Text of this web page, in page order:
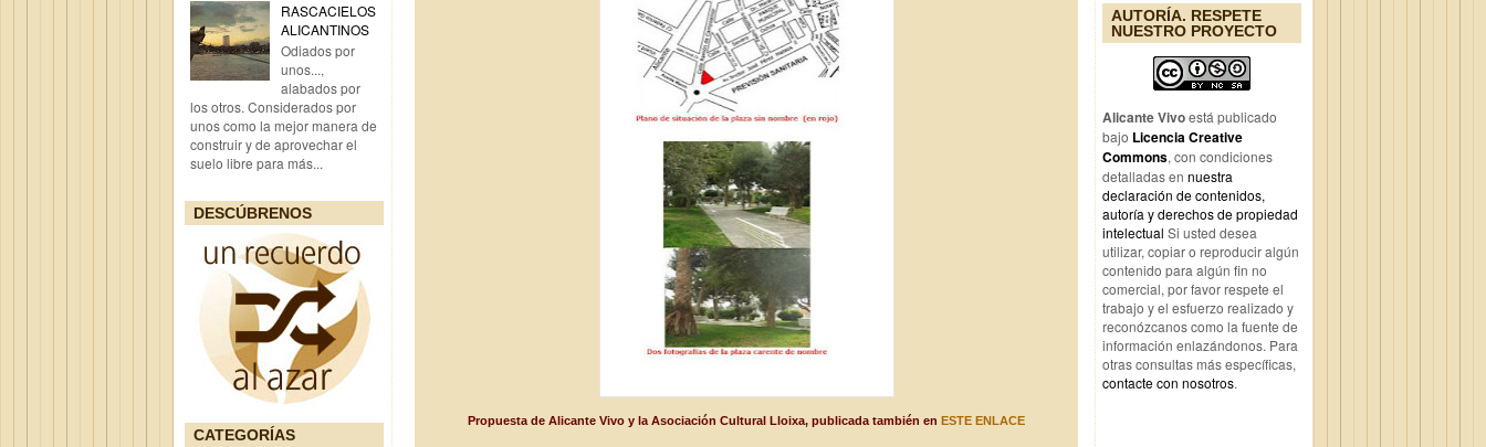
RASCACIELOS
ALICANTINOS
Odiados por
unos...,
alabados por
los otros. Considerados por
unos como la mejor manera de
construir y de aprovechar el
suelo libre para más...
DESCÚBRENOS
CATEGORÍAS
Propuesta de Alicante Vivo y la Asociación Cultural Lloixa, publicada también en ESTE ENLACE
AUTORÍA. RESPETE
NUESTRO PROYECTO
Alicante Vivoestá publicado
bajo Licencia Creative
Commons, con condiciones
detalladas en nuestra
declaración de contenidos,
autoría y derechos de propiedad
intelectual Si usted desea
utilizar, copiar o reproducir algún
contenido para algún fin no
comercial, por favor respete el
trabajo y el esfuerzo realizado y
reconózcanos como la fuente de
información enlazándonos. Para
otras consultas más específicas,
contacte con nosotros.